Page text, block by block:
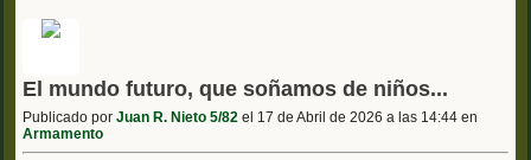
El mundo futuro, que soñamos de niños...
Publicado por Juan R. Nieto 5/82 el 17 de Abril de 2026 a las 14:44 en
Armamento